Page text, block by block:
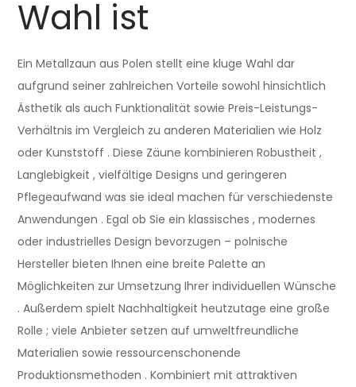
Wahl ist
Ein Metallzaun aus Polen stellt eine kluge Wahl dar
aufgrund seiner zahlreichen Vorteile sowohl hinsichtlich
Ästhetik als auch Funktionalität sowie Preis-Leistungs-
Verhältnis im Vergleich zu anderen Materialien wie Holz
oder Kunststoff . Diese Zäune kombinieren Robustheit ,
Langlebigkeit , vielfältige Designs und geringeren
Pflegeaufwand was sie ideal machen für verschiedenste
Anwendungen . Egal ob Sie ein klassisches , modernes
oder industrielles Design bevorzugen – polnische
Hersteller bieten Ihnen eine breite Palette an
Möglichkeiten zur Umsetzung Ihrer individuellen Wünsche
. Außerdem spielt Nachhaltigkeit heutzutage eine große
Rolle ; viele Anbieter setzen auf umweltfreundliche
Materialien sowie ressourcenschonende
Produktionsmethoden . Kombiniert mit attraktiven